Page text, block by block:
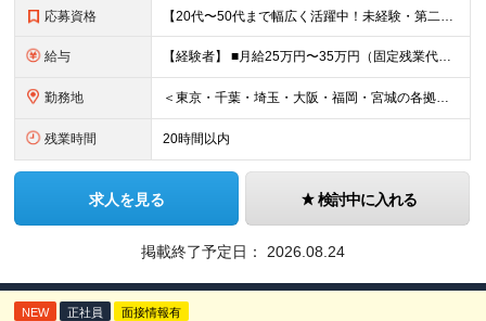
応募資格 【20代〜50代まで幅広く活躍中！未経験・第二新卒歓迎】 ◎学歴不問／普通自動車免許（AT限定可）をお持ちの方 ＼こんな方にぴったりです／ □ 機械いじりやコツコツ丁寧な作業が好き □ 頑張りが収入
給与 【経験者】 ■⽉給25万円〜35万円（固定残業代含む）＋等級⼿当＋インセンティブ＋賞与年2回（昨年度実績最⼤6カ⽉分） ※固定残業代は残業の有無に関わらず、⽉20時間分：3万4000円〜4万7500円
勤務地 ＜東京・千葉・埼⽟・⼤阪・福岡・宮城の各拠点＞ ※勤務地は希望を考慮して決定します ※直⾏直帰OK ※転勤は基本的にありませんが、希望次第で別拠点への異動も可 ※全拠点オフィス内禁煙 ■秋葉原オフ
残業時間 20時間以内
求人を見る 検討中に入れる
掲載終了予定日： 2026.08.24
NEW 正社員 面接情報有